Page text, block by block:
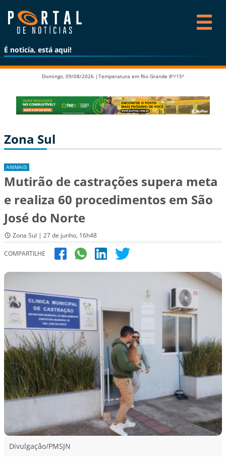
É noticía, está aqui!
Domingo, 09/08/2026 | Temperatura em Rio Grande 8º/15º
Zona Sul
ANIMAIS
Mutirão de castrações supera meta
e realiza 60 procedimentos em São
José do Norte
Zona Sul | 27 de junho, 16h48
COMPARTILHE
Divulgação/PMSJN